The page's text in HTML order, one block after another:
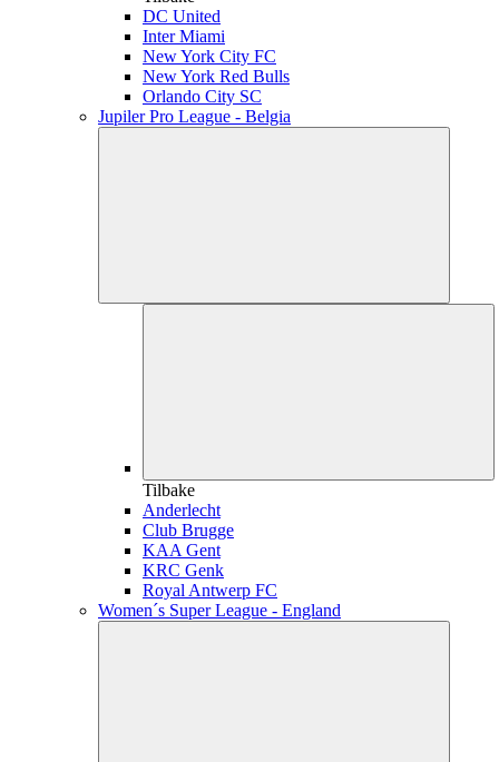
DC United
Inter Miami
New York City FC
New York Red Bulls
Orlando City SC
Jupiler Pro League - Belgia
Tilbake
Anderlecht
Club Brugge
KAA Gent
KRC Genk
Royal Antwerp FC
Women´s Super League - England